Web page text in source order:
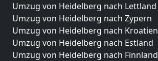
Umzug von Heidelberg nach Lettland
Umzug von Heidelberg nach Zypern
Umzug von Heidelberg nach Kroatien
Umzug von Heidelberg nach Estland
Umzug von Heidelberg nach Finnland